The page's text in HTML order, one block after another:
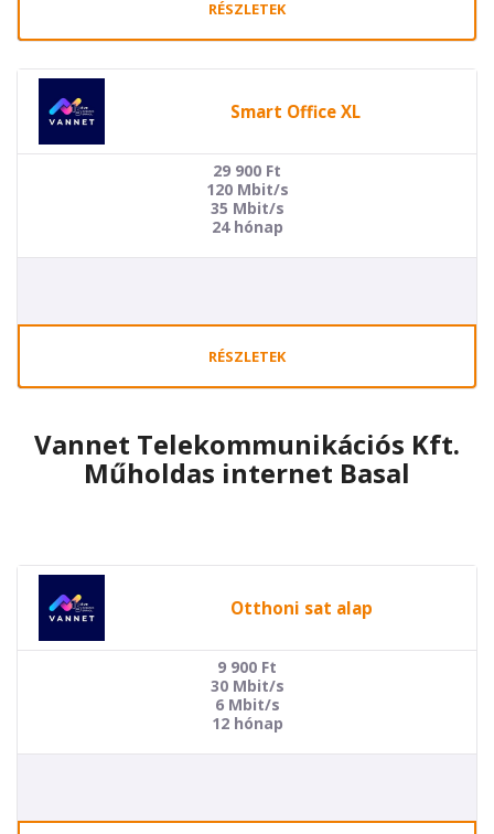
RÉSZLETEK
Smart Office XL
29 900 Ft
120 Mbit/s
35 Mbit/s
24 hónap
RÉSZLETEK
Vannet Telekommunikációs Kft.
Műholdas internet Basal
Otthoni sat alap
9 900 Ft
30 Mbit/s
6 Mbit/s
12 hónap